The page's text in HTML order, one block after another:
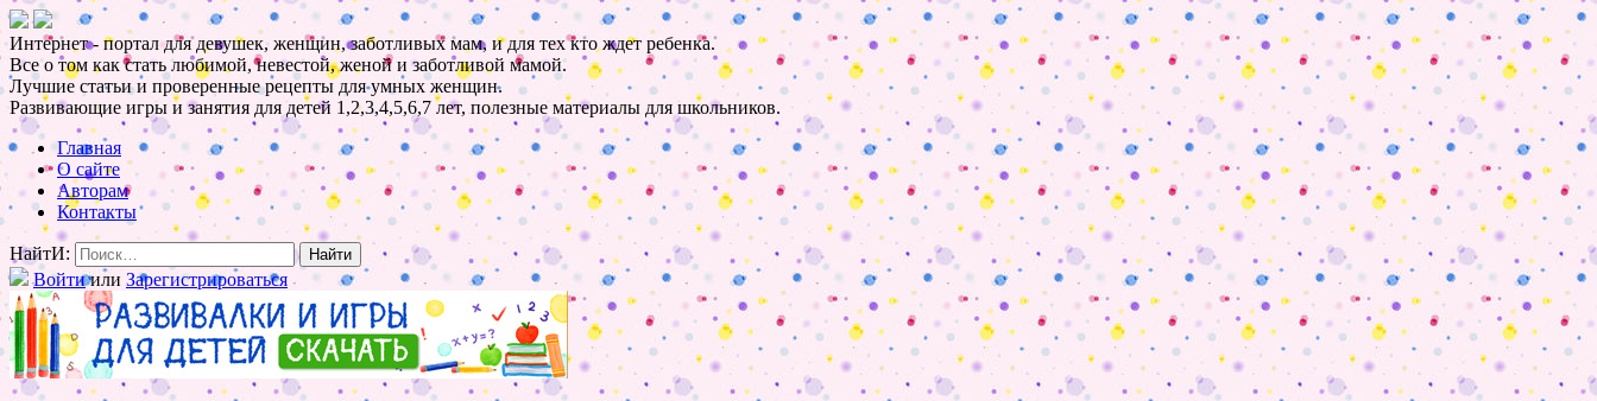
Интернет - портал для девушек, женщин, заботливых мам, и для тех кто ждет ребенка.
Все о том как стать любимой, невестой, женой и заботливой мамой.
Лучшие статьи и проверенные рецепты для умных женщин.
Развивающие игры и занятия для детей 1,2,3,4,5,6,7 лет, полезные материалы для школьников.
Главная
О сайте
Авторам
Контакты
НайтИ:
Войтиили Зарегистрироваться